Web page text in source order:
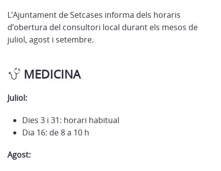
L’Ajuntament de Setcases informa dels horaris
d’obertura del consultori local durant els mesos de
juliol, agost i setembre.
MEDICINA
Juliol:
Dies 3 i 31: horari habitual
Dia 16: de 8 a 10 h
Agost: